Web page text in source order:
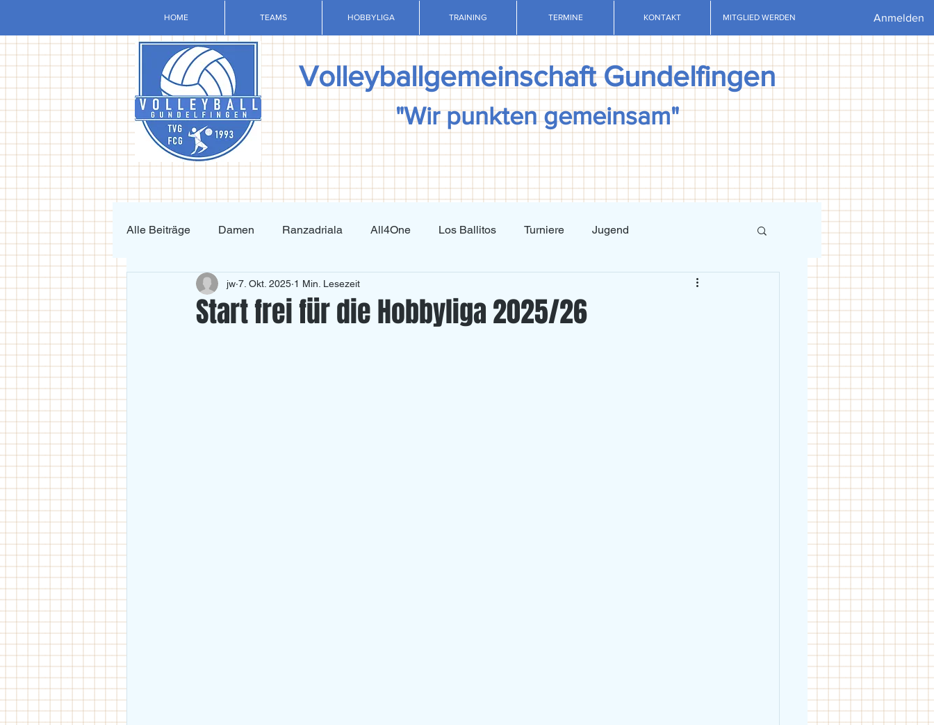
HOME TEAMS HOBBYLIGA TRAINING TERMINE KONTAKT MITGLIED WERDEN Anmelden
Volleyballgemeinschaft Gundelfingen
"Wir punkten gemeinsam"
Alle Beiträge Damen Ranzadriala All4One Los Ballitos Turniere Jugend
Krafttraining und Vorbereitung Techniktraining
Start frei für die Hobbyliga 2025/26
jw 7. Okt. 2025 1 Min. Lesezeit